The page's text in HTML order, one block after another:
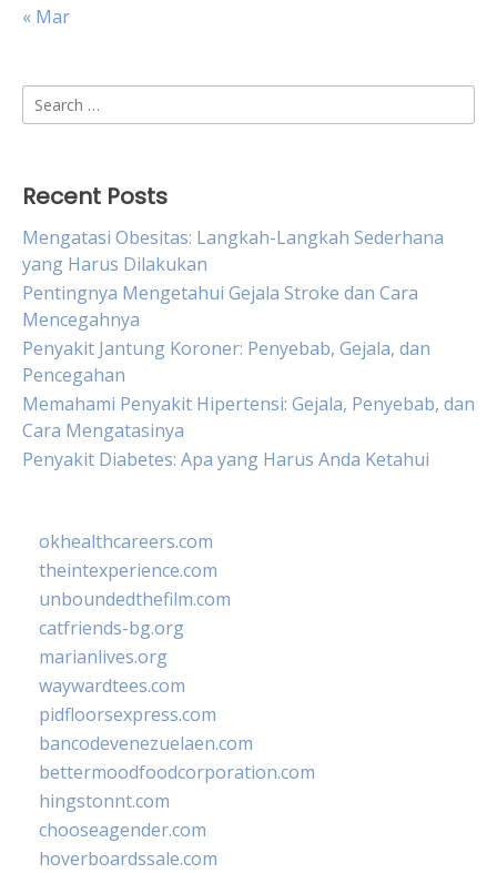
« Mar
Search
for:
Recent Posts
Mengatasi Obesitas: Langkah-Langkah Sederhana
yang Harus Dilakukan
Pentingnya Mengetahui Gejala Stroke dan Cara
Mencegahnya
Penyakit Jantung Koroner: Penyebab, Gejala, dan
Pencegahan
Memahami Penyakit Hipertensi: Gejala, Penyebab, dan
Cara Mengatasinya
Penyakit Diabetes: Apa yang Harus Anda Ketahui
okhealthcareers.com
theintexperience.com
unboundedthefilm.com
catfriends-bg.org
marianlives.org
waywardtees.com
pidfloorsexpress.com
bancodevenezuelaen.com
bettermoodfoodcorporation.com
hingstonnt.com
chooseagender.com
hoverboardssale.com